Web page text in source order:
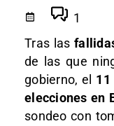
1
Tras las
de las que
gobierno, el 11
elecciones en
sondeo con